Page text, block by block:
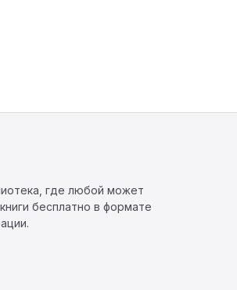
где любой может
бесплатно в формате